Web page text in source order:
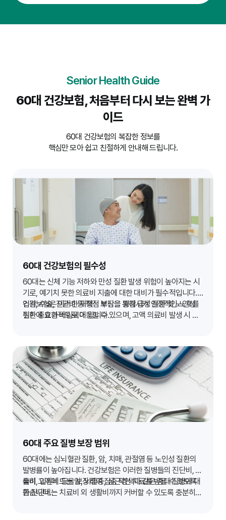
Senior Health Guide
60대 건강보험, 처음부터 다시 보는 완벽 가
이드
60대 건강보험의 복잡한 정보를
핵심만 모아 쉽고 친절하게 안내해 드립니다.
60대 건강보험의 필수성
60대는 신체 기능 저하와 만성 질환 발생 위험이 높아지는 시
기로, 예기치 못한 의료비 지출에 대한 대비가 필수적입니다.
건강보험은 이러한 재정적 부담을 경감시켜 안정적인 노후를
위한 중요한 버팀목이 됩니다.
입원, 수술, 진단비 등 핵심 보장을 통해 급성 질환 및 노인성
질환에 효과적으로 대응할 수 있으며, 고액 의료비 발생 시 가
60대 주요 질병 보장 범위
60대에는 심뇌혈관 질환, 암, 치매, 관절염 등 노인성 질환의
발병률이 높아집니다. 건강보험은 이러한 질병들의 진단비, 수
술비, 입원비 등을 보장하여 집중적인 치료를 받을 수 있도록
돕습니다.
특히 고액이 드는 암, 뇌졸중, 심근경색과 같은 중대 질병에 대
한 진단비는 치료비 외 생활비까지 커버할 수 있도록 충분히